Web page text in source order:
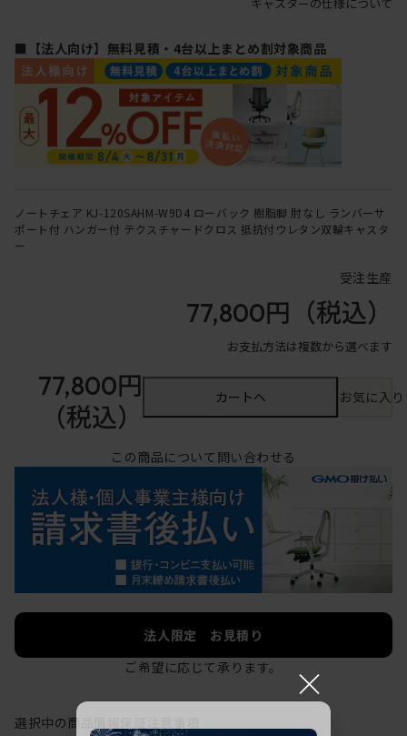
キャスターの仕様について
■【法人向け】無料見積・4台以上まとめ割対象商品
ノートチェア KJ-120SAHM-W9D4 ローバック 樹脂脚 肘なし ランバーサ
ポート付 ハンガー付 テクスチャードクロス 抵抗付ウレタン双輪キャスタ
ー
受注生産
77,800円 （税込）
お支払方法は複数から選べます
77,800円
（税込）
カートへ お気に入
この商品について問い合わせる
法人限定 お見積り
ご希望に応じて承ります。
選択中の商品情報
×